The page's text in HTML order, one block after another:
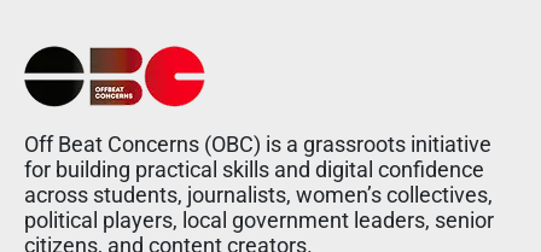
Off Beat Concerns (OBC) is a grassroots initiative
for building practical skills and digital confidence
across students, journalists, women’s collectives,
political players, local government leaders, senior
citizens, and content creators.